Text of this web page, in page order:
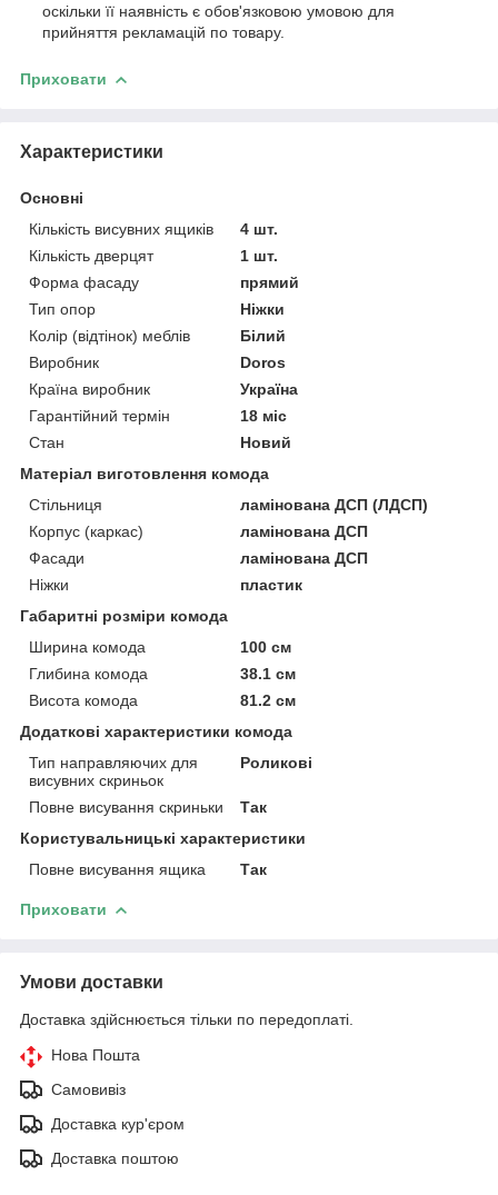
оскільки її наявність є обов'язковою умовою для
прийняття рекламацій по товару.
Приховати
Характеристики
Основні
Кількість висувних ящиків
4 шт.
Кількість дверцят
1 шт.
Форма фасаду
прямий
Тип опор
Ніжки
Колір (відтінок) меблів
Білий
Виробник
Doros
Країна виробник
Україна
Гарантійний термін
18 міс
Стан
Новий
Матеріал виготовлення комода
Стільниця
ламінована ДСП (ЛДСП)
Корпус (каркас)
ламінована ДСП
Фасади
ламінована ДСП
Ніжки
пластик
Габаритні розміри комода
Ширина комода
100 см
Глибина комода
38.1 см
Висота комода
81.2 см
Додаткові характеристики комода
Тип направляючих для
висувних скриньок
Роликові
Повне висування скриньки
Так
Користувальницькі характеристики
Повне висування ящика
Так
Приховати
Умови доставки
Доставка здійснюється тільки по передоплаті.
Нова Пошта
Самовивіз
Доставка кур'єром
Доставка поштою